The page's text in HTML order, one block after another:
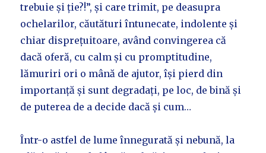
trebuie și ție?!”, și care trimit, pe deasupra
ochelarilor, căutături întunecate, indolente și
chiar disprețuitoare, având convingerea că
dacă oferă, cu calm și cu promptitudine,
lămuriri ori o mână de ajutor, își pierd din
importanță și sunt degradați, pe loc, de bină și
de puterea de a decide dacă și cum…
Într-o astfel de lume înnegurată și nebună, la